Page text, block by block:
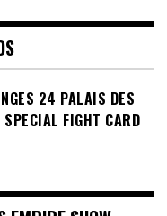
24 PALAIS DES
FIGHT CARD